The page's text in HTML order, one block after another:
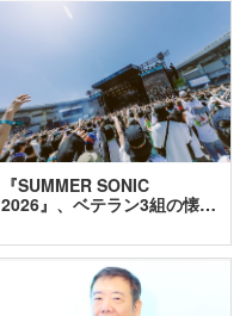
『SUMMER SONIC
2026』、ベテラン3組の懐…